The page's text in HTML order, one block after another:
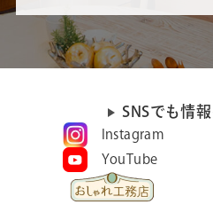
SNSでも情
Instagram
YouTube